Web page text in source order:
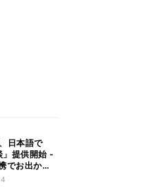
日本語で
」提供開始 -
でお出かけ